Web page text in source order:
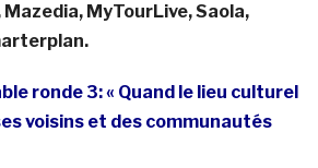
MyTourLive, Saola,
ronde 3: « Quand le lieu culturel
voisins et des communautés